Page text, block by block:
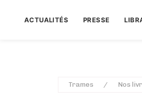
ACTUALITÉS PRESSE
Trames Nos